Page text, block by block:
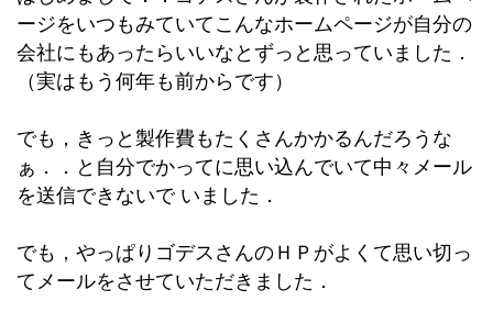
ージをいつもみていてこんなホームページが自分の
会社にもあったらいいなとずっと思っていました．
（実はもう何年も前からです）
でも，きっと製作費もたくさんかかるんだろうな
ぁ．．と自分でかってに思い込んでいて中々メール
を送信できないで いました．
でも，やっぱりゴデスさんのＨＰがよくて思い切っ
てメールをさせていただきました．